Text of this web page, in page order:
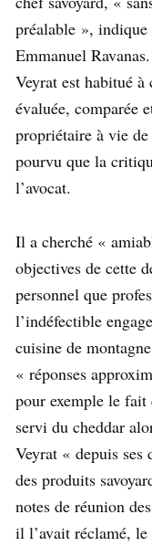
préalable »,
Emmanuel
Veyrat est habitué à
évaluée, comparée
propriétaire à vie
pourvu que la
l’avocat.
Il a cherché «
objectives de cette
personnel que
l’indéfectible
cuisine de
« réponses
pour exemple le fait
servi du cheddar
Veyrat « depuis ses
des produits
notes de réunion
il l’avait réclamé,